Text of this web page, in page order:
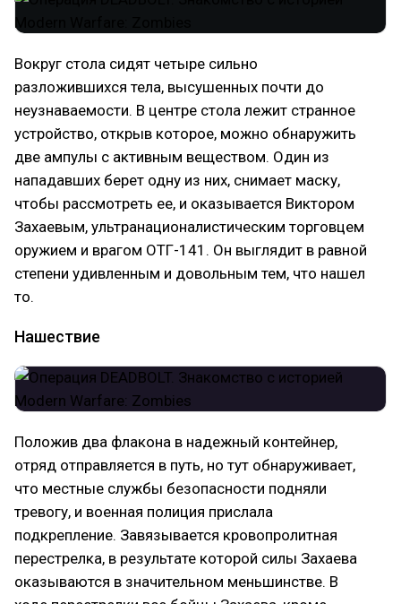
Вокруг стола сидят четыре сильно
разложившихся тела, высушенных почти до
неузнаваемости. В центре стола лежит странное
устройство, открыв которое, можно обнаружить
две ампулы с активным веществом. Один из
нападавших берет одну из них, снимает маску,
чтобы рассмотреть ее, и оказывается Виктором
Захаевым, ультранационалистическим торговцем
оружием и врагом ОТГ-141. Он выглядит в равной
степени удивленным и довольным тем, что нашел
то.
Нашествие
Положив два флакона в надежный контейнер,
отряд отправляется в путь, но тут обнаруживает,
что местные службы безопасности подняли
тревогу, и военная полиция прислала
подкрепление. Завязывается кровопролитная
перестрелка, в результате которой силы Захаева
оказываются в значительном меньшинстве. В